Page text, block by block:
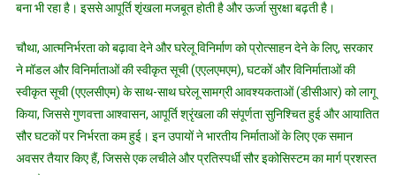
बना भी रहा है। इससे आपूर्ति शृंखला मजबूत होती है और ऊर्जा सुरक्षा बढ़ती है।
चौथा, आत्मनिर्भरता को बढ़ावा देने और घरेलू विनिर्माण को प्रोत्साहन देने के लिए, सरकार
ने मॉडल और विनिर्माताओं की स्वीकृत सूची (एएलएमएम), घटकों और विनिर्माताओं की
स्वीकृत सूची (एएलसीएम) के साथ-साथ घरेलू सामग्री आवश्यकताओं (डीसीआर) को लागू
किया, जिससे गुणवत्ता आश्वासन, आपूर्ति श्रृंखला की संपूर्णता सुनिश्चित हुई और आयातित
सौर घटकों पर निर्भरता कम हुई। इन उपायों ने भारतीय निर्माताओं के लिए एक समान
अवसर तैयार किए हैं, जिससे एक लचीले और प्रतिस्पर्धी सौर इकोसिस्टम का मार्ग प्रशस्त